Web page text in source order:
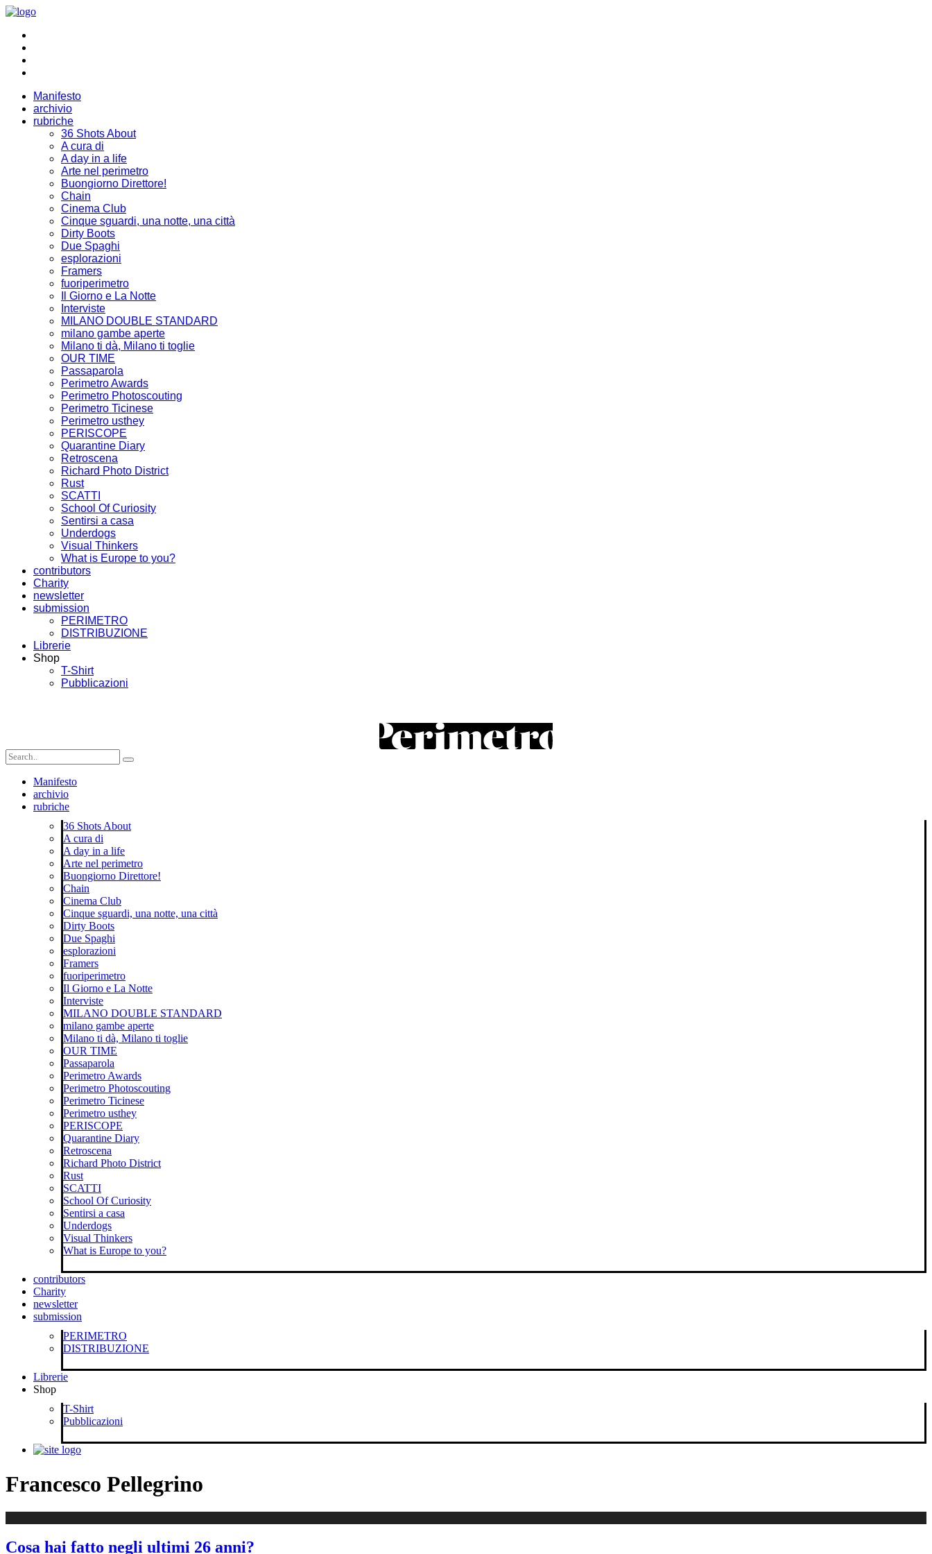
Manifesto
archivio
rubriche
36 Shots About
A cura di
A day in a life
Arte nel perimetro
Buongiorno Direttore!
Chain
Cinema Club
Cinque sguardi, una notte, una città
Dirty Boots
Due Spaghi
esplorazioni
Framers
fuoriperimetro
Il Giorno e La Notte
Interviste
MILANO DOUBLE STANDARD
milano gambe aperte
Milano ti dà, Milano ti toglie
OUR TIME
Passaparola
Perimetro Awards
Perimetro Photoscouting
Perimetro Ticinese
Perimetro usthey
PERISCOPE
Quarantine Diary
Retroscena
Richard Photo District
Rust
SCATTI
School Of Curiosity
Sentirsi a casa
Underdogs
Visual Thinkers
What is Europe to you?
contributors
Charity
newsletter
submission
PERIMETRO
DISTRIBUZIONE
Librerie
Shop
T-Shirt
Pubblicazioni
Manifesto
archivio
rubriche
36 Shots About
A cura di
A day in a life
Arte nel perimetro
Buongiorno Direttore!
Chain
Cinema Club
Cinque sguardi, una notte, una città
Dirty Boots
Due Spaghi
esplorazioni
Framers
fuoriperimetro
Il Giorno e La Notte
Interviste
MILANO DOUBLE STANDARD
milano gambe aperte
Milano ti dà, Milano ti toglie
OUR TIME
Passaparola
Perimetro Awards
Perimetro Photoscouting
Perimetro Ticinese
Perimetro usthey
PERISCOPE
Quarantine Diary
Retroscena
Richard Photo District
Rust
SCATTI
School Of Curiosity
Sentirsi a casa
Underdogs
Visual Thinkers
What is Europe to you?
contributors
Charity
newsletter
submission
PERIMETRO
DISTRIBUZIONE
Librerie
Shop
T-Shirt
Pubblicazioni
Francesco Pellegrino
Cosa hai fatto negli ultimi 26 anni?